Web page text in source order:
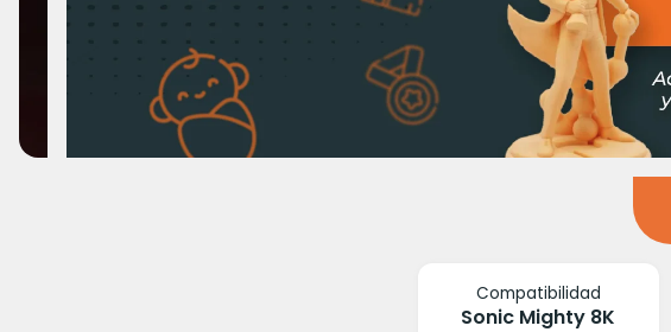
Compatibilidad
Sonic Mighty 8K